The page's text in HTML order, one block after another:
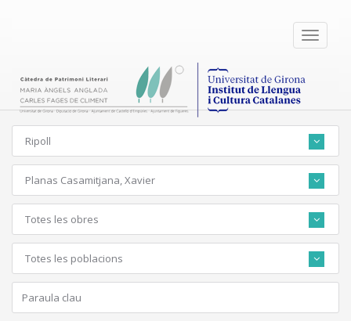
Toggle
Ripoll
Planas Casamitjana, Xavier
Totes les obres
Totes les poblacions